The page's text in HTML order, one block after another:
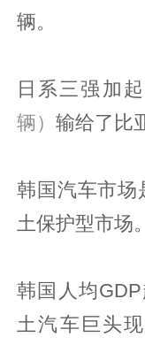
辆。
日系三强加
辆）输给了比
韩国汽车市场
土保护型市场。
韩国人均
土汽车巨头